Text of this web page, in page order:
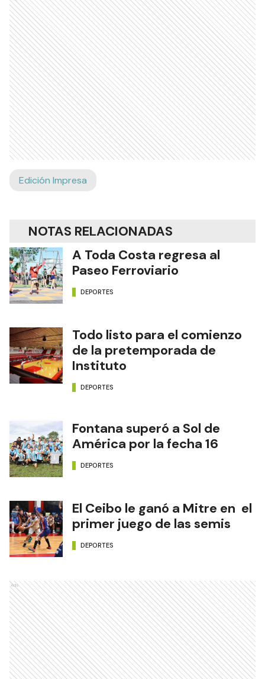
Edición Impresa
NOTAS RELACIONADAS
A Toda Costa regresa al
Paseo Ferroviario
DEPORTES
Todo listo para el comienzo
de la pretemporada de
Instituto
DEPORTES
Fontana superó a Sol de
América por la fecha 16
DEPORTES
El Ceibo le ganó a Mitre en el
primer juego de las semis
DEPORTES
Ads